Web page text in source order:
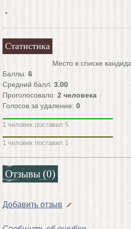
-
Статистика
Место в списке
Баллы: 6
Средний балл: 3.00
Проголосовало: 2 человека
Голосов за удаление: 0
1 человек поставил 5
1 человек поставил 1
Отзывы (0)
Добавить отзыв